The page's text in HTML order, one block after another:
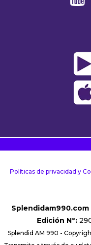
Políticas de privacidad y
Splendidam990.com
Edición Nº:
Splendid AM 990 -